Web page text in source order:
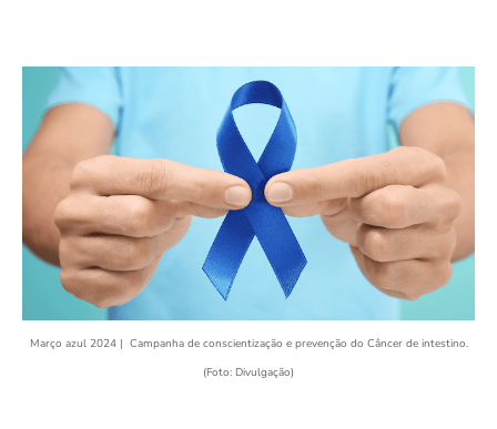
Março azul 2024 | Campanha de conscientização e prevenção do Câncer de intestino.
(Foto: Divulgação)